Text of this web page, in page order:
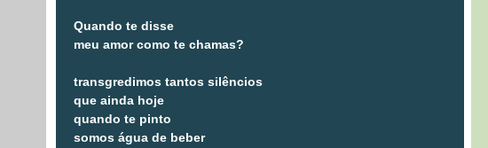
Quando te disse
meu amor como te chamas?
transgredimos tantos silêncios
que ainda hoje
quando te pinto
somos água de beber